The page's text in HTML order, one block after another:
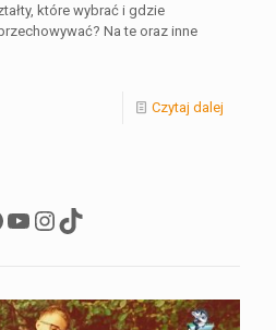
które wybrać i gdzie
Na te oraz inne
Czytaj dalej
YouTube
Instagram
TikTok